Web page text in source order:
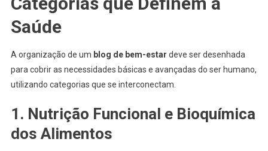
Saúde
A organização de um blog de bem-estar deve ser desenhada
para cobrir as necessidades básicas e avançadas do ser humano,
utilizando categorias que se interconectam.
1. Nutrição Funcional e Bioquímica
dos Alimentos